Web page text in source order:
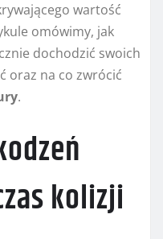
wartość
omówimy, jak
dochodzić swoich
oraz na co zwrócić
.
kolizji